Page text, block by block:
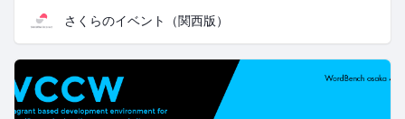
さくらのイベント（関西版）